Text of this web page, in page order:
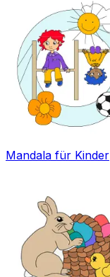
Mandala für Kinder